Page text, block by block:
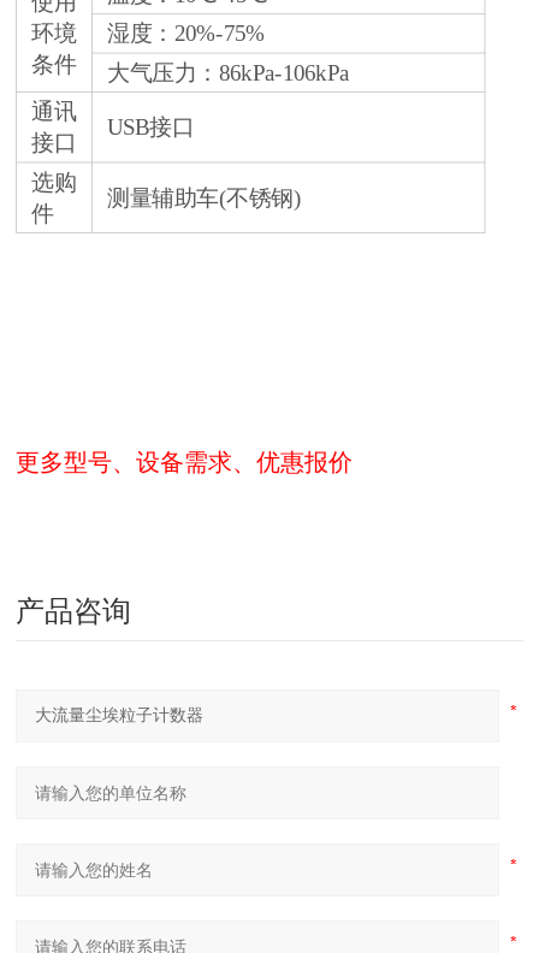
环境
条件
湿度：20%-75%
大气压力：86kPa-106kPa
通讯
接口
USB接口
选购
件
测量辅助车(不锈钢)
更多型号、设备需求、优惠报价
产品咨询